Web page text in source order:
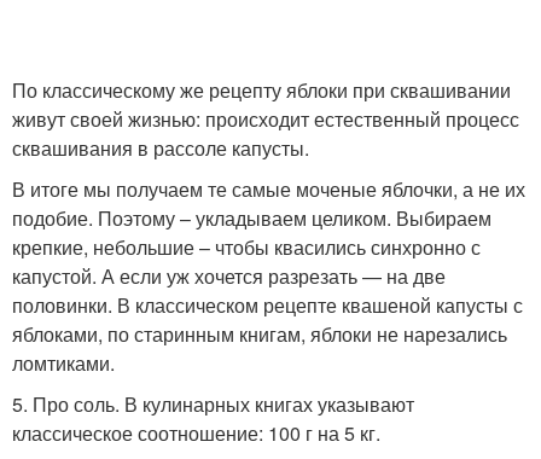
По классическому же рецепту яблоки при сквашивании
живут своей жизнью: происходит естественный процесс
сквашивания в рассоле капусты.
В итоге мы получаем те самые моченые яблочки, а не их
подобие. Поэтому – укладываем целиком. Выбираем
крепкие, небольшие – чтобы квасились синхронно с
капустой. А если уж хочется разрезать — на две
половинки. В классическом рецепте квашеной капусты с
яблоками, по старинным книгам, яблоки не нарезались
ломтиками.
5. Про соль. В кулинарных книгах указывают
классическое соотношение: 100 г на 5 кг.